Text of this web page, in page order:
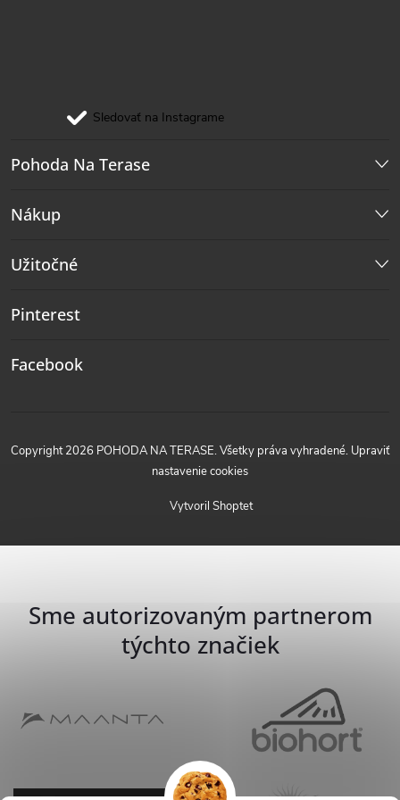
Sledovať na Instagrame
Pohoda Na Terase
Nákup
Užitočné
Pinterest
Facebook
Vytvoril Shoptet
Copyright 2026 POHODA NA TERASE. Všetky práva vyhradené. Upraviť
nastavenie cookies
Sme autorizovaným partnerom
týchto značiek